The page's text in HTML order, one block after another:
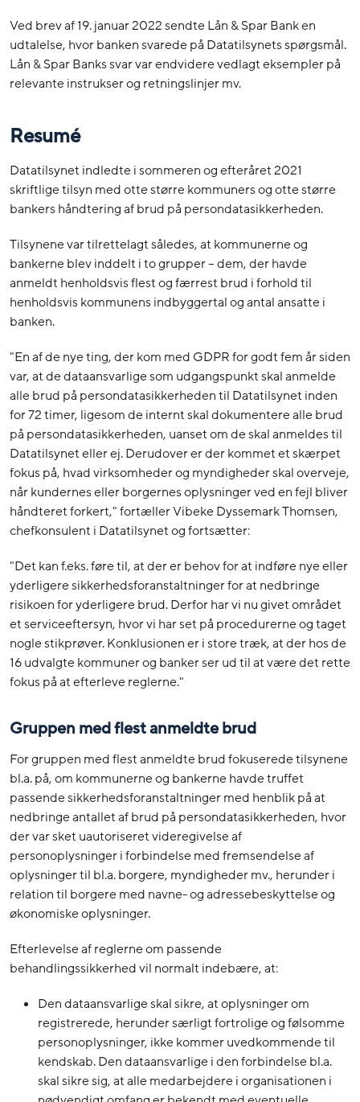
Ved brev af 19. januar 2022 sendte Lån & Spar Bank en
udtalelse, hvor banken svarede på Datatilsynets spørgsmål.
Lån & Spar Banks svar var endvidere vedlagt eksempler på
relevante instrukser og retningslinjer mv.
Resumé
Datatilsynet indledte i sommeren og efteråret 2021
skriftlige tilsyn med otte større kommuners og otte større
bankers håndtering af brud på persondatasikkerheden.
Tilsynene var tilrettelagt således, at kommunerne og
bankerne blev inddelt i to grupper – dem, der havde
anmeldt henholdsvis flest og færrest brud i forhold til
henholdsvis kommunens indbyggertal og antal ansatte i
banken.
"En af de nye ting, der kom med GDPR for godt fem år siden
var, at de dataansvarlige som udgangspunkt skal anmelde
alle brud på persondatasikkerheden til Datatilsynet inden
for 72 timer, ligesom de internt skal dokumentere alle brud
på persondatasikkerheden, uanset om de skal anmeldes til
Datatilsynet eller ej. Derudover er der kommet et skærpet
fokus på, hvad virksomheder og myndigheder skal overveje,
når kundernes eller borgernes oplysninger ved en fejl bliver
håndteret forkert," fortæller Vibeke Dyssemark Thomsen,
chefkonsulent i Datatilsynet og fortsætter:
"Det kan f.eks. føre til, at der er behov for at indføre nye eller
yderligere sikkerhedsforanstaltninger for at nedbringe
risikoen for yderligere brud. Derfor har vi nu givet området
et serviceeftersyn, hvor vi har set på procedurerne og taget
nogle stikprøver. Konklusionen er i store træk, at der hos de
16 udvalgte kommuner og banker ser ud til at være det rette
fokus på at efterleve reglerne."
Gruppen med flest anmeldte brud
For gruppen med flest anmeldte brud fokuserede tilsynene
bl.a. på, om kommunerne og bankerne havde truffet
passende sikkerhedsforanstaltninger med henblik på at
nedbringe antallet af brud på persondatasikkerheden, hvor
der var sket uautoriseret videregivelse af
personoplysninger i forbindelse med fremsendelse af
oplysninger til bl.a. borgere, myndigheder mv., herunder i
relation til borgere med navne- og adressebeskyttelse og
økonomiske oplysninger.
Efterlevelse af reglerne om passende
behandlingssikkerhed vil normalt indebære, at:
Den dataansvarlige skal sikre, at oplysninger om
registrerede, herunder særligt fortrolige og følsomme
personoplysninger, ikke kommer uvedkommende til
kendskab. Den dataansvarlige i den forbindelse bl.a.
skal sikre sig, at alle medarbejdere i organisationen i